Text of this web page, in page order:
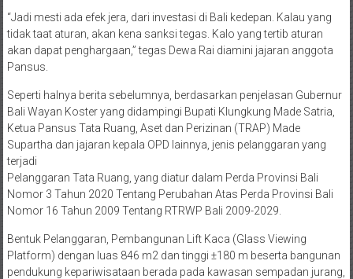
“Jadi mesti ada efek jera, dari investasi di Bali kedepan. Kalau yang
tidak taat aturan, akan kena sanksi tegas. Kalo yang tertib aturan
akan dapat penghargaan,” tegas Dewa Rai diamini jajaran anggota
Pansus.
Seperti halnya berita sebelumnya, berdasarkan penjelasan Gubernur
Bali Wayan Koster yang didampingi Bupati Klungkung Made Satria,
Ketua Pansus Tata Ruang, Aset dan Perizinan (TRAP) Made
Supartha dan jajaran kepala OPD lainnya, jenis pelanggaran yang
terjadi
Pelanggaran Tata Ruang, yang diatur dalam Perda Provinsi Bali
Nomor 3 Tahun 2020 Tentang Perubahan Atas Perda Provinsi Bali
Nomor 16 Tahun 2009 Tentang RTRWP Bali 2009-2029.
Bentuk Pelanggaran, Pembangunan Lift Kaca (Glass Viewing
Platform) dengan luas 846 m2 dan tinggi ±180 m beserta bangunan
pendukung kepariwisataan berada pada kawasan sempadan jurang,